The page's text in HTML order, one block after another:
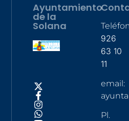
Ayuntamiento
de la
Solana
926
63 10
11
email:
Pl.